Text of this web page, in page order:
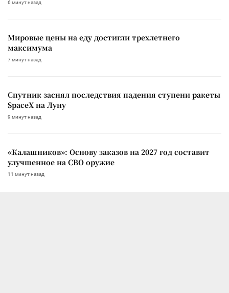
6 минут назад
Мировые цены на еду достигли трехлетнего
максимума
7 минут назад
Спутник заснял последствия падения ступени ракеты
SpaceX на Луну
9 минут назад
«Калашников»: Основу заказов на 2027 год составит
улучшенное на СВО оружие
11 минут назад